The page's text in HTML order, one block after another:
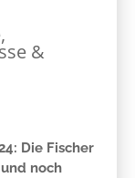
&
Die Fischer
noch